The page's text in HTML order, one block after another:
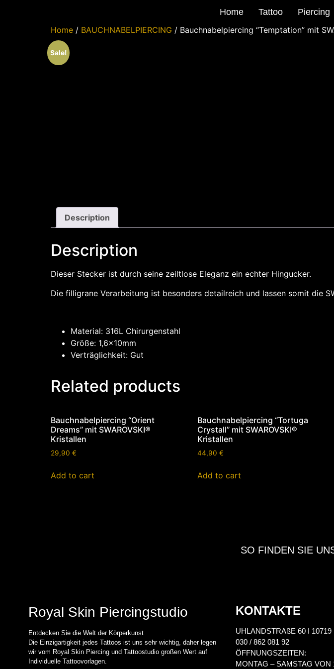
Home Tattoo Piercing
Home / BAUCHNABELPIERCING / Bauchnabelpiercing “Temptation” mit
Sale!
Description
Description
Dieser Stecker ist durch seine zeiltlose Eleganz ein echter Hingucker.
Die filligrane Verarbeitung ist besonders detailreich und lassen somit die
Material: 316L Chirurgenstahl
Größe: 1,6x10mm
Verträglichkeit: Gut
Related products
Bauchnabelpiercing “Orient
Dreams” mit SWAROVSKI®
Kristallen
29,90 €
Add to cart
Bauchnabelpiercing “Tortuga
Crystall” mit SWAROVSKI®
Kristallen
44,90 €
Add to cart
SO FINDEN SIE
Royal Skin Piercingstudio
Entdecken Sie die Welt der Körperkunst
Die Einzigartigkeit jedes Tattoos ist uns sehr wichtig, daher legen
wir vom Royal Skin Piercing und Tattoostudio großen Wert auf
Individuelle Tattoovorlagen.
KONTAKTE
UHLANDSTRAßE 60 I 10719
030 / 862 081 92
ÖFFNUNGSZEITEN:
MONTAG – SAMSTAG VON